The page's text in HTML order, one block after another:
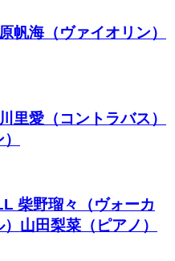
帆海（ヴァイオリン）
里愛（コントラバス）
柴野瑠々（ヴォーカ
山田梨菜（ピアノ）